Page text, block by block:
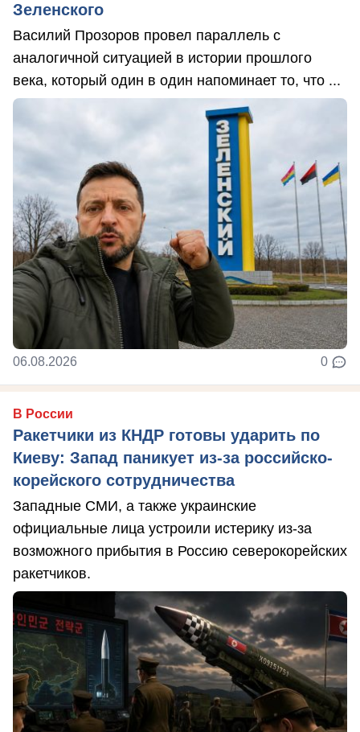
Зеленского
Василий Прозоров провел параллель с
аналогичной ситуацией в истории прошлого
века, который один в один напоминает то, что ...
06.08.2026 0
В России
Ракетчики из КНДР готовы ударить по
Киеву: Запад паникует из-за российско-
корейского сотрудничества
Западные СМИ, а также украинские
официальные лица устроили истерику из-за
возможного прибытия в Россию северокорейских
ракетчиков.